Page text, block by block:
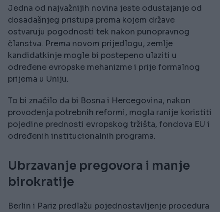
Jedna od najvažnijih novina jeste odustajanje od
dosadašnjeg pristupa prema kojem države
ostvaruju pogodnosti tek nakon punopravnog
članstva. Prema novom prijedlogu, zemlje
kandidatkinje mogle bi postepeno ulaziti u
određene evropske mehanizme i prije formalnog
prijema u Uniju.
To bi značilo da bi Bosna i Hercegovina, nakon
provođenja potrebnih reformi, mogla ranije koristiti
pojedine prednosti evropskog tržišta, fondova EU i
određenih institucionalnih programa.
Ubrzavanje pregovora i manje
birokratije
Berlin i Pariz predlažu pojednostavljenje procedura